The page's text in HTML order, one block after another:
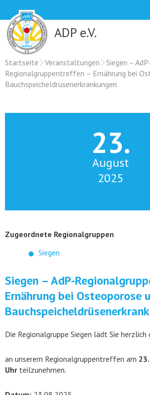
content
ADP e.V.
Startseite Veranstaltungen
Siegen –
Regionalgruppentreffen – Ernährung bei
Bauchspeicheldrüsenerkrankungen
23.
August
2025
Zugeordnete Regionalgruppen
Siegen
Siegen – AdP-
Ernährung bei Osteoporose
Die Regionalgruppe Siegen lädt Sie herzlich
an unserem Regionalgruppentreffen am
Uhr teilzunehmen.